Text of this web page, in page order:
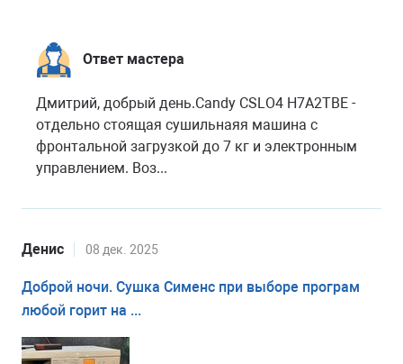
Ответ мастера
Дмитрий, добрый день.Candy CSLO4 H7A2TBE -
отдельно стоящая сушильнаяя машина с
фронтальной загрузкой до 7 кг и электронным
управлением. Воз...
Денис 08 дек. 2025
Доброй ночи. Сушка Сименс при выборе програм
любой горит на ...